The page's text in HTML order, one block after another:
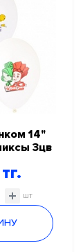
14"
3цв
шт